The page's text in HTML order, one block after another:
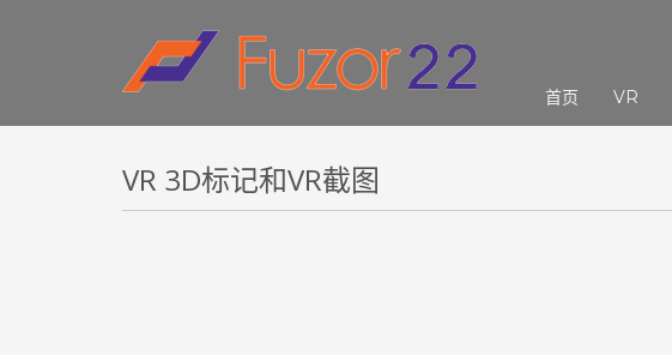
HOW TO SHOP
1 Login or create new account.
首页 VR
VR 3D标记和VR截图